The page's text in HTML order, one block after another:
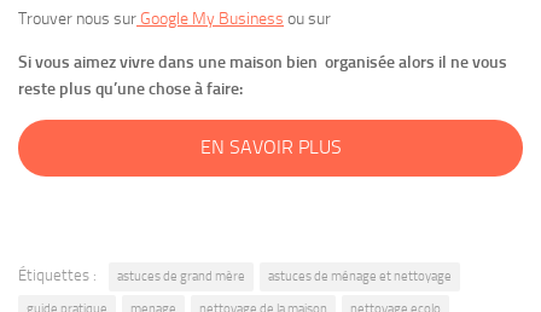
Trouver nous sur Google My Business ou sur
Si vous aimez vivre dans une maison bien organisée alors il ne vous
reste plus qu’une chose à faire:
EN SAVOIR PLUS
Étiquettes : astuces de grand mère astuces de ménage et nettoyage